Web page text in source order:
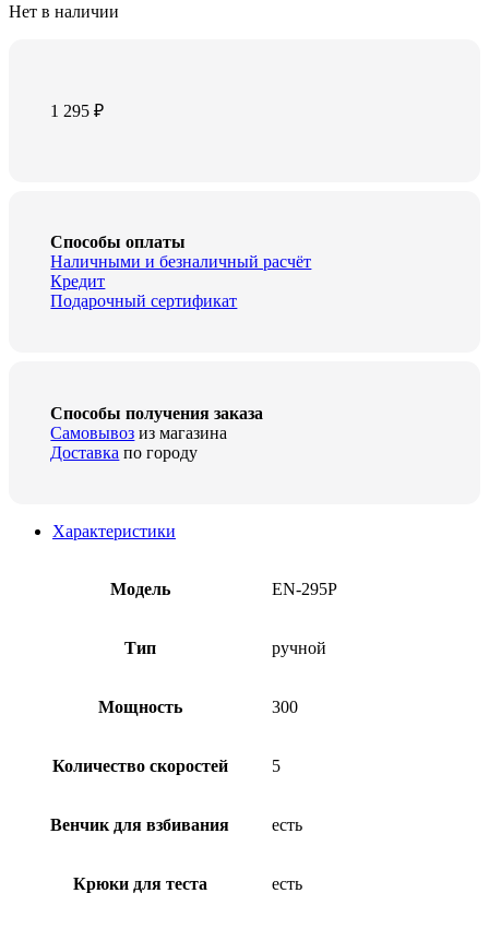
Нет в наличии
1 295₽
Способы оплаты
Наличными и безналичный расчёт
Кредит
Подарочный сертификат
Способы получения заказа
Самовывоз из магазина
Доставка по городу
Характеристики
Модель EN-295P
Тип ручной
Мощность 300
Количество скоростей 5
Венчик для взбивания есть
Крюки для теста есть